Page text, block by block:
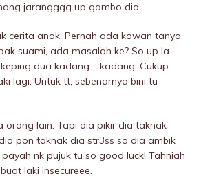
jarangggg up gambo dia.
cerita anak. Pernah ada kawan tanya
suami, ada masalah ke? So up la
dua kadang – kadang. Cukup
lagi. Untuk tt, sebenarnya bini tu
orang lain. Tapi dia pikir dia taknak
pon taknak dia str3ss so dia ambik
nk pujuk tu so good luck! Tahniah
laki insecureee.